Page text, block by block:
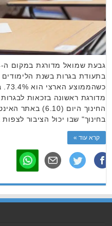
מדורגת ראשונה בזכאות
החינוך היום
בחינוך" שבו יכול הציבור לצפות
קרא עוד »